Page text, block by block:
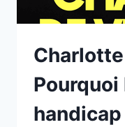
handicap